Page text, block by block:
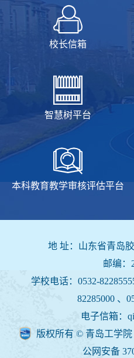
校长信箱
智慧树平台
本科教育教学审核评估平台
地 址：山东省青岛
邮编：
学校电话：0532-
82285000 、
电子信箱：
版权所有 © 青岛工学
公网安备